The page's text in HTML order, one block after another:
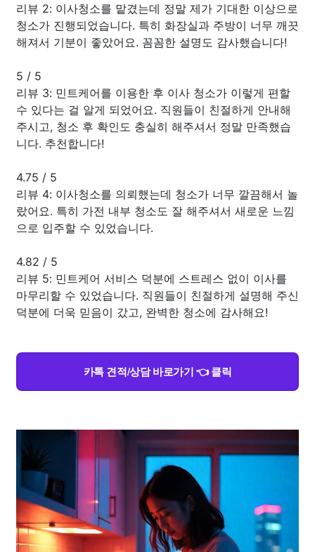
리뷰 2: 이사청소를 맡겼는데 정말 제가 기대한 이상으로
청소가 진행되었습니다. 특히 화장실과 주방이 너무 깨끗
해져서 기분이 좋았어요. 꼼꼼한 설명도 감사했습니다!
5 / 5
리뷰 3: 민트케어를 이용한 후 이사 청소가 이렇게 편할
수 있다는 걸 알게 되었어요. 직원들이 친절하게 안내해
주시고, 청소 후 확인도 충실히 해주셔서 정말 만족했습
니다. 추천합니다!
4.75 / 5
리뷰 4: 이사청소를 의뢰했는데 청소가 너무 깔끔해서 놀
랐어요. 특히 가전 내부 청소도 잘 해주셔서 새로운 느낌
으로 입주할 수 있었습니다.
4.82 / 5
리뷰 5: 민트케어 서비스 덕분에 스트레스 없이 이사를
마무리할 수 있었습니다. 직원들이 친절하게 설명해 주신
덕분에 더욱 믿음이 갔고, 완벽한 청소에 감사해요!
카톡 견적/상담 바로가기 👈 클릭